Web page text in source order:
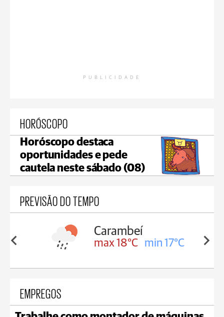
PUBLICIDADE
HORÓSCOPO
Horóscopo destaca
oportunidades e pede
cautela neste sábado (08)
PREVISÃO DO TEMPO
18°C
Carambeí
max 18°C min 17°C
EMPREGOS